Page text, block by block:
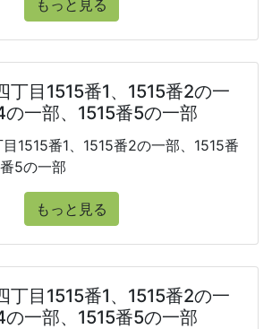
もっと見る
丁目1515番1、1515番2の一
一部、1515番5の一部
1515番1、1515番2の一部、1515番
5の一部
もっと見る
丁目1515番1、1515番2の一
一部、1515番5の一部